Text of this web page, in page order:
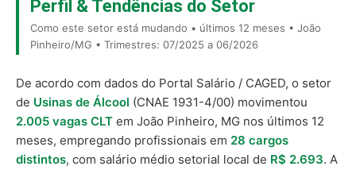
Perfil & Tendências do Setor
Como este setor está mudando • últimos 12 meses • João
Pinheiro/MG • Trimestres: 07/2025 a 06/2026
De acordo com dados do Portal Salário / CAGED, o setor
de Usinas de Álcool (CNAE 1931-4/00) movimentou
2.005 vagas CLT em João Pinheiro, MG nos últimos 12
meses, empregando profissionais em 28 cargos
distintos, com salário médio setorial local de R$ 2.693. A